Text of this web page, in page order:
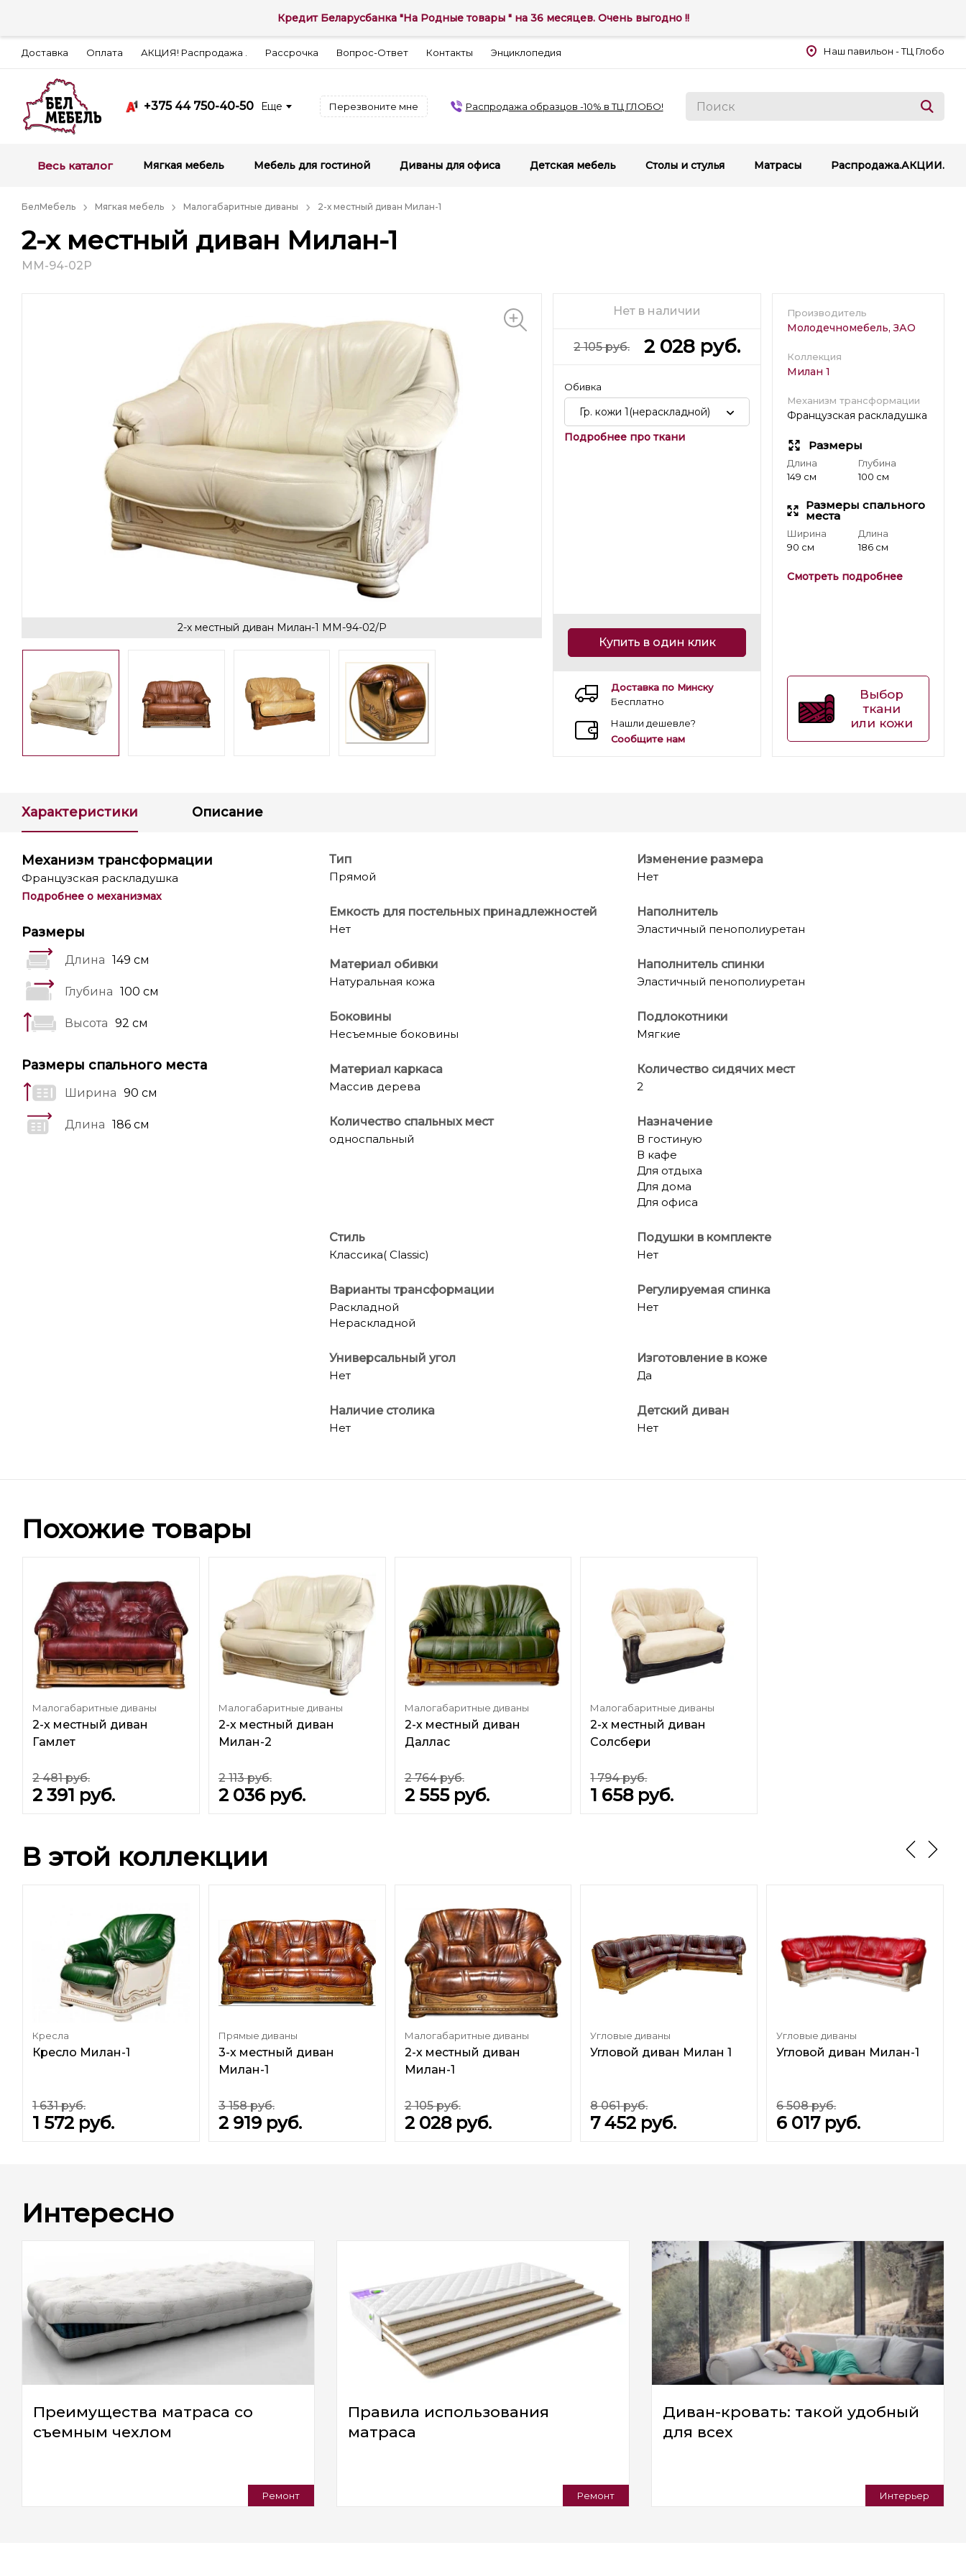
Доставка Оплата АКЦИЯ! Распродажа . Рассрочка Вопрос-Ответ Контакты Энциклопедия Наш павильон - ТЦ Глобо
+375 44 750-40-50 Еще Перезвоните мне Распродажа образцов -10% в ТЦ ГЛОБО!
Весь каталог Мягкая мебель Мебель для гостиной Диваны для офиса Детская мебель Столы и стулья Матрасы Распродажа.АКЦИИ.
БелМебель Мягкая мебель Малогабаритные диваны 2-х местный диван Милан-1
2-х местный диван Милан-1
ММ-94-02Р
2-х местный диван Милан-1 ММ-94-02/Р
Нет в наличии
2 105 руб. 2 028 руб.
Обивка
Гр. кожи 1(нераскладной)
Подробнее про ткани
Купить в один клик
Доставка по Минску
Бесплатно
Нашли дешевле?
Сообщите нам
Производитель
Молодечномебель, ЗАО
Коллекция
Милан 1
Механизм трансформации
Французская раскладушка
Размеры
Длина
149 см
Глубина
100 см
Размеры спального
места
Ширина
90 см
Длина
186 см
Смотреть подробнее
Выбор
ткани
или кожи
Характеристики Описание
Механизм трансформации
Французская раскладушка
Подробнее о механизмах
Размеры
Длина 149 см
Глубина 100 см
Высота 92 см
Размеры спального места
Ширина 90 см
Длина 186 см
Тип
Прямой
Изменение размера
Нет
Емкость для постельных принадлежностей
Нет
Наполнитель
Эластичный пенополиуретан
Материал обивки
Натуральная кожа
Наполнитель спинки
Эластичный пенополиуретан
Боковины
Несъемные боковины
Подлокотники
Мягкие
Материал каркаса
Массив дерева
Количество сидячих мест
2
Количество спальных мест
односпальный
Назначение
В гостиную
В кафе
Для отдыха
Для дома
Для офиса
Стиль
Классика( Classic)
Подушки в комплекте
Нет
Варианты трансформации
Раскладной
Нераскладной
Регулируемая спинка
Нет
Универсальный угол
Нет
Изготовление в коже
Да
Наличие столика
Нет
Детский диван
Нет
Похожие товары
Малогабаритные диваны
2-х местный диван
Гамлет
2 481 руб.
2 391 руб.
Малогабаритные диваны
2-х местный диван
Милан-2
2 113 руб.
2 036 руб.
Малогабаритные диваны
2-х местный диван
Даллас
2 764 руб.
2 555 руб.
Малогабаритные диваны
2-х местный диван
Солсбери
1 794 руб.
1 658 руб.
В этой коллекции
Кресла
Кресло Милан-1
1 631 руб.
1 572 руб.
Прямые диваны
3-х местный диван
Милан-1
3 158 руб.
2 919 руб.
Малогабаритные диваны
2-х местный диван
Милан-1
2 105 руб.
2 028 руб.
Угловые диваны
Угловой диван Милан 1
8 061 руб.
7 452 руб.
Угловые диваны
Угловой диван Милан-1
6 508 руб.
6 017 руб.
Интересно
Преимущества матраса со
съемным чехлом
Ремонт
Правила использования
матраса
Ремонт
Диван-кровать: такой удобный
для всех
Интерьер
Кредит Беларусбанка "На Родные товары " на 36 месяцев. Очень выгодно !!